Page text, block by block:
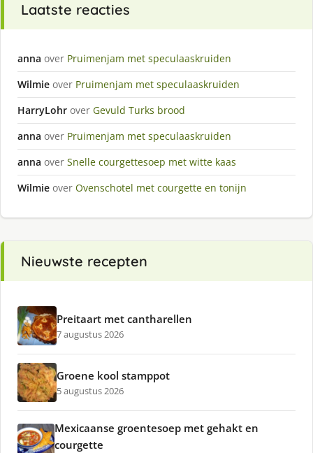
Laatste reacties
anna over Pruimenjam met speculaaskruiden
Wilmie over Pruimenjam met speculaaskruiden
HarryLohr over Gevuld Turks brood
anna over Pruimenjam met speculaaskruiden
anna over Snelle courgettesoep met witte kaas
Wilmie over Ovenschotel met courgette en tonijn
Nieuwste recepten
Preitaart met cantharellen
7 augustus 2026
Groene kool stamppot
5 augustus 2026
Mexicaanse groentesoep met gehakt en
courgette